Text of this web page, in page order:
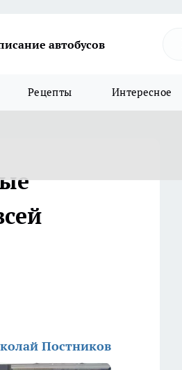
автобусов
Рецепты Интересное
Постников